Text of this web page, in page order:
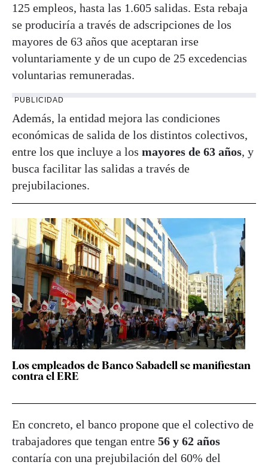
125 empleos, hasta las 1.605 salidas. Esta rebaja
se produciría a través de adscripciones de los
mayores de 63 años que aceptaran irse
voluntariamente y de un cupo de 25 excedencias
voluntarias remuneradas.
PUBLICIDAD
Además, la entidad mejora las condiciones
económicas de salida de los distintos colectivos,
entre los que incluye a los mayores de 63 años, y
busca facilitar las salidas a través de
prejubilaciones.
Los empleados de Banco Sabadell se manifiestan
contra el ERE
En concreto, el banco propone que el colectivo de
trabajadores que tengan entre 56 y 62 años
contaría con una prejubilación del 60% del